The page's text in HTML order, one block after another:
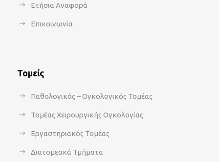
Ετήσια Αναφορά
Επικοινωνία
Τομείς
Παθολογικός – Ογκολογικός Τομέας
Τομέας Χειρουργικής Ογκολογίας
Εργαστηριακός Τομέας
Διατομεακά Τμήματα